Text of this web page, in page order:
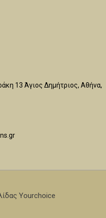
13 Άγιος Δημήτριος, Αθήνα,
Yourchoice